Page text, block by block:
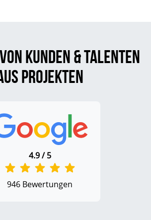
Kunden & Talenten
Projekten
4.9 / 5
946 Bewertungen